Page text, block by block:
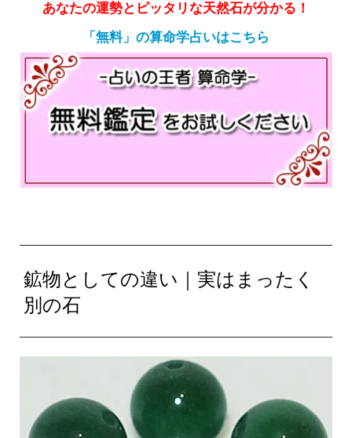
あなたの運勢とピッタリな天然石が分かる！
「無料」の算命学占いはこちら
鉱物としての違い｜実はまったく
別の石